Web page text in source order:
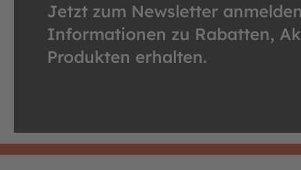
Jetzt zum Newsletter
Informationen zu Rabatten,
Produkten erhalten.